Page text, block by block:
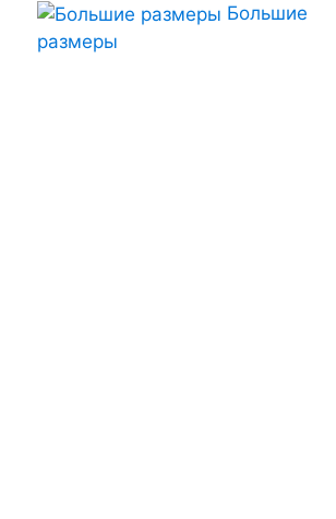
Большие
размеры